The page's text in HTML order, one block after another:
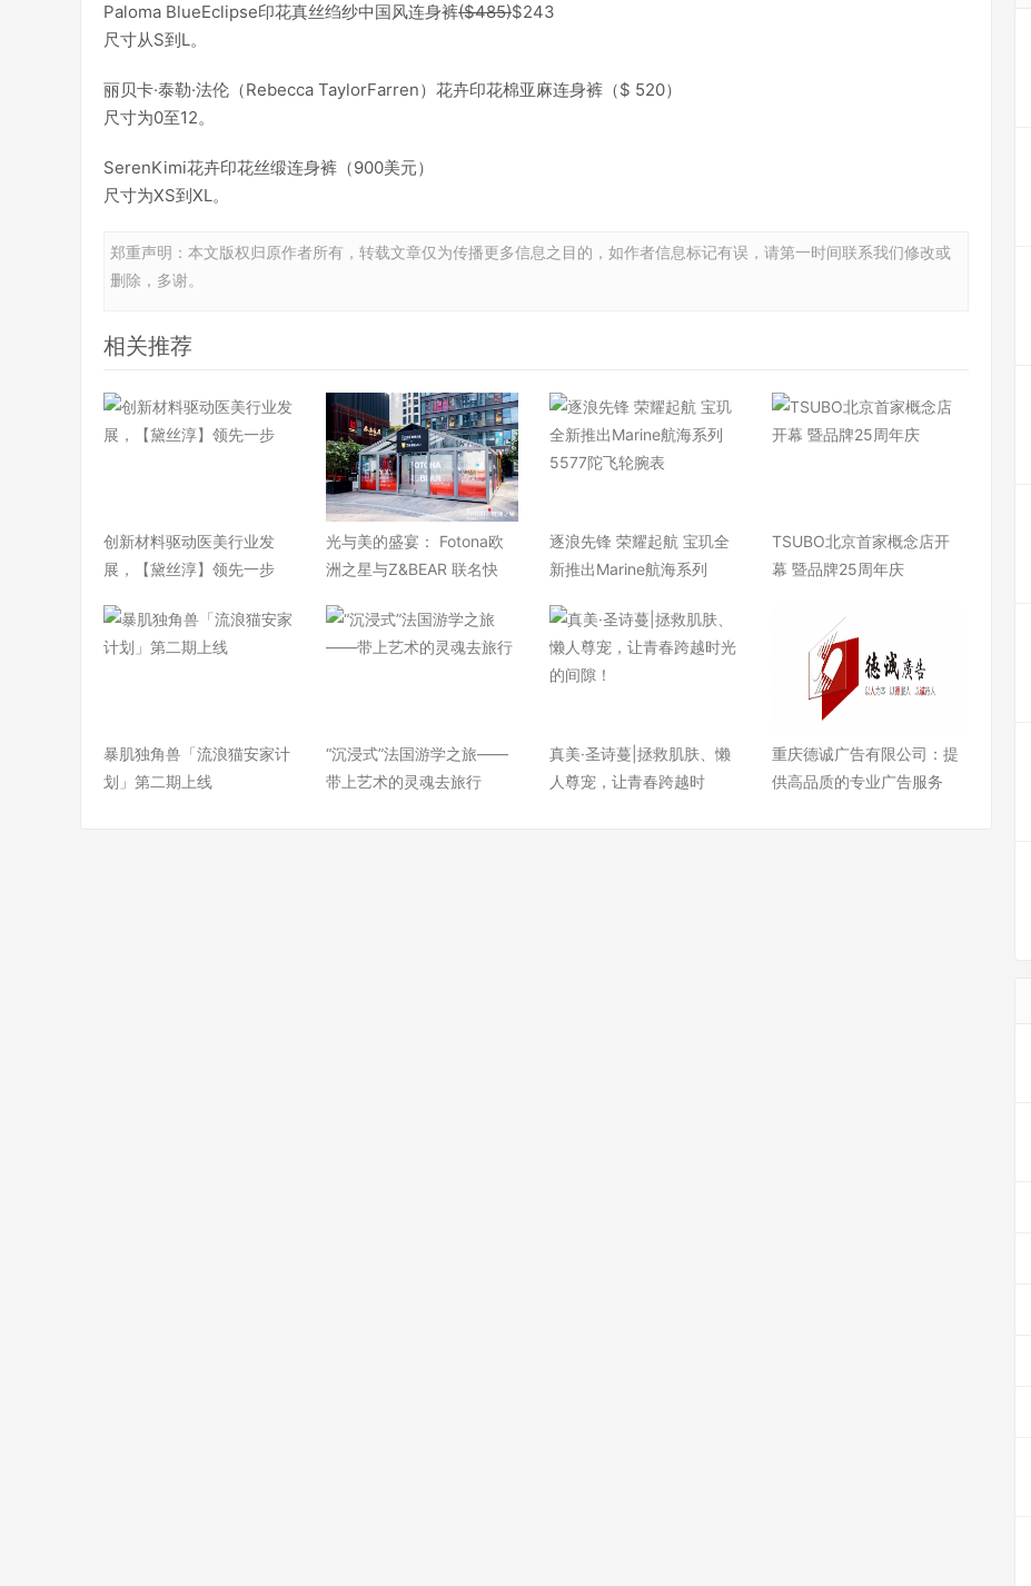
Paloma BlueEclipse印花真丝绉纱中国风连身裤($485)$243
尺寸从S到L。
丽贝卡·泰勒·法伦（Rebecca TaylorFarren）花卉印花棉亚麻连身裤（$ 520）
尺寸为0至12。
SerenKimi花卉印花丝缎连身裤（900美元）
尺寸为XS到XL。
郑重声明：本文版权归原作者所有，转载文章仅为传播更多信息之目的，如作者信息标记有误，请第一时间联系我们修改或
删除，多谢。
相关推荐
​创新材料驱动医美行业发
展，【黛丝淳】领先一步
光与美的盛宴： Fotona欧
洲之星与Z&BEAR 联名快
逐浪先锋 荣耀起航 宝玑全
新推出Marine航海系列
TSUBO北京首家概念店开
幕 暨品牌25周年庆
暴肌独角兽「流浪猫安家计
划」第二期上线
“沉浸式”法国游学之旅——
带上艺术的灵魂去旅行
真美·圣诗蔓|拯救肌肤、懒
人尊宠，让青春跨越时
重庆德诚广告有限公司：提
供高品质的专业广告服务